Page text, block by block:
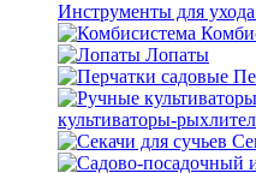
Инструменты для
Лопаты
культиваторы-